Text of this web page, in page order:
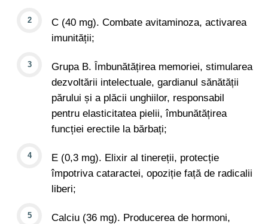
C (40 mg). Combate avitaminoza, activarea
imunității;
Grupa B. Îmbunătățirea memoriei, stimularea
dezvoltării intelectuale, gardianul sănătății
părului și a plăcii unghiilor, responsabil
pentru elasticitatea pielii, îmbunătățirea
funcției erectile la bărbați;
E (0,3 mg). Elixir al tinereții, protecție
împotriva cataractei, opoziție față de radicalii
liberi;
Calciu (36 mg). Producerea de hormoni,